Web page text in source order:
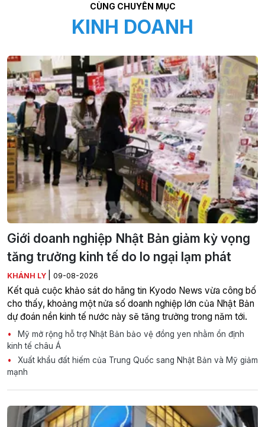
CÙNG CHUYÊN MỤC
KINH DOANH
Giới doanh nghiệp Nhật Bản giảm kỳ vọng
tăng trưởng kinh tế do lo ngại lạm phát
KHÁNH LY 09-08-2026
Kết quả cuộc khảo sát do hãng tin Kyodo News vừa công bố
cho thấy, khoảng một nửa số doanh nghiệp lớn của Nhật Bản
dự đoán nền kinh tế nước này sẽ tăng trưởng trong năm tới.
Mỹ mở rộng hỗ trợ Nhật Bản bảo vệ đồng yen nhằm ổn định
kinh tế châu Á
Xuất khẩu đất hiếm của Trung Quốc sang Nhật Bản và Mỹ giảm
mạnh